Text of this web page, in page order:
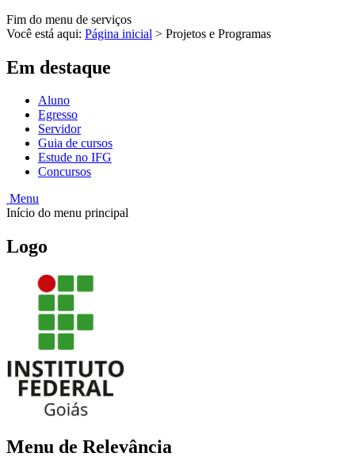
Fim do menu de serviços
Você está aqui: Página inicial > Projetos e Programas
Em destaque
Aluno
Egresso
Servidor
Guia de cursos
Estude no IFG
Concursos
Menu
Início do menu principal
Logo
Menu de Relevância